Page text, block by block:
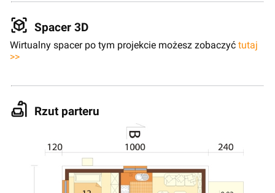
Spacer 3D
Wirtualny spacer po tym projekcie możesz zobaczyć tutaj
>>
Rzut parteru